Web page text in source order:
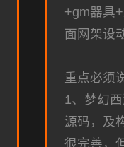
+gm器具
面网架设
重点必须
1、 梦幻
源码，及
很完善，